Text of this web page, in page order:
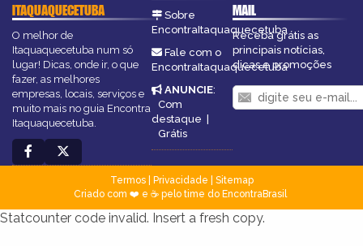
ITAQUAQUECETUBA
O melhor de
Itaquaquecetuba num só
lugar! Dicas, onde ir, o que
fazer, as melhores
empresas, locais, serviços e
muito mais no guia Encontra
Itaquaquecetuba.
Sobre
EncontraItaquaquecetuba
Fale com o
EncontraItaquaquecetuba
ANUNCIE:
Com
destaque |
Grátis
MAIL
Receba grátis as
principais notícias,
dicas e promoções
Termos| Privacidade
Sitemap
Criado com ❤️ e ☕ pelo time do EncontraBrasil
Statcounter code invalid. Insert a fresh copy.